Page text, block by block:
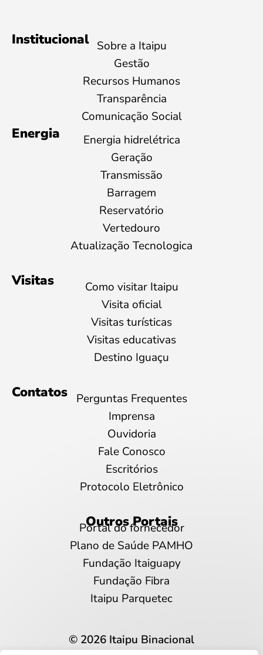
Institucional Sobre a Itaipu
Gestão
Recursos Humanos
Transparência
Comunicação Social
Energia
Energia hidrelétrica
Geração
Transmissão
Barragem
Reservatório
Vertedouro
Atualização Tecnologica
Visitas
Como visitar Itaipu
Visita oficial
Visitas turísticas
Visitas educativas
Destino Iguaçu
Contatos
Perguntas Frequentes
Imprensa
Ouvidoria
Fale Conosco
Escritórios
Protocolo Eletrônico
Outros Portais
Portal do fornecedor
Plano de Saúde PAMHO
Fundação Itaiguapy
Fundação Fibra
Itaipu Parquetec
© 2026 Itaipu Binacional